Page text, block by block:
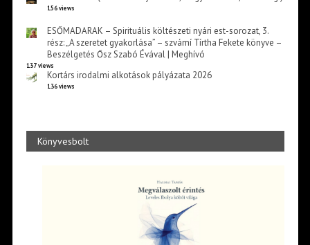
156 views
ESŐMADARAK – Spirituális költészeti nyári est-sorozat, 3.
rész: „A szeretet gyakorlása” – szvámí Tírtha Fekete könyve –
Beszélgetés Ősz Szabó Évával | Meghívó
137 views
Kortárs irodalmi alkotások pályázata 2026
136 views
Könyvesbolt